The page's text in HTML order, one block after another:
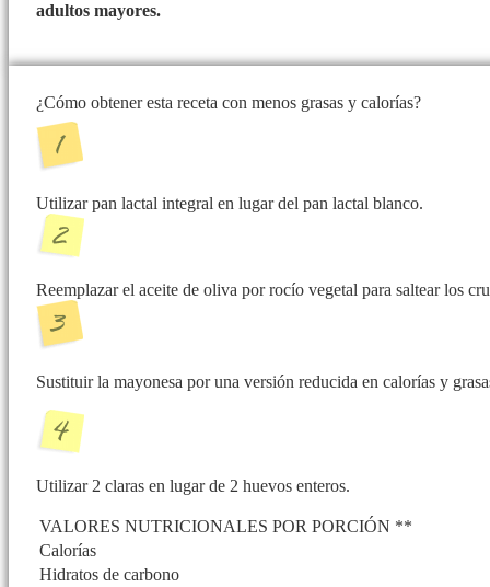
adultos mayores.
¿Cómo obtener esta receta con menos grasas y calorías?
Utilizar pan lactal integral en lugar del pan lactal blanco.
Reemplazar el aceite de oliva por rocío vegetal para saltear los
Sustituir la mayonesa por una versión reducida en calorías y
Utilizar 2 claras en lugar de 2 huevos enteros.
VALORES NUTRICIONALES POR PORCIÓN **
Calorías
Hidratos de carbono